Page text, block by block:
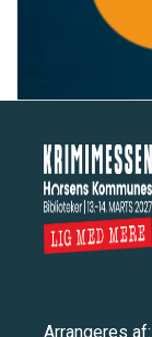
Arrangeres af: